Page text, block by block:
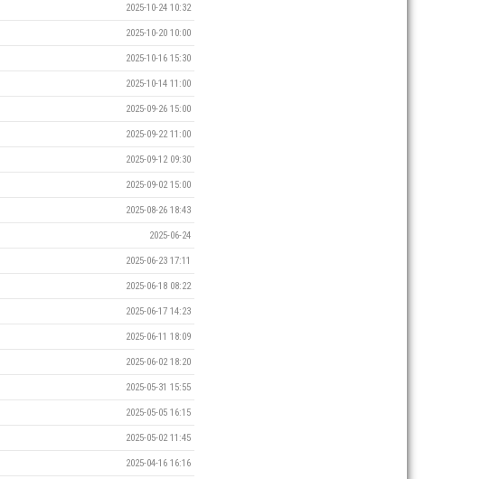
2025-10-24 10:32
2025-10-20 10:00
2025-10-16 15:30
2025-10-14 11:00
2025-09-26 15:00
2025-09-22 11:00
2025-09-12 09:30
2025-09-02 15:00
2025-08-26 18:43
2025-06-24
2025-06-23 17:11
2025-06-18 08:22
2025-06-17 14:23
2025-06-11 18:09
2025-06-02 18:20
2025-05-31 15:55
2025-05-05 16:15
2025-05-02 11:45
2025-04-16 16:16